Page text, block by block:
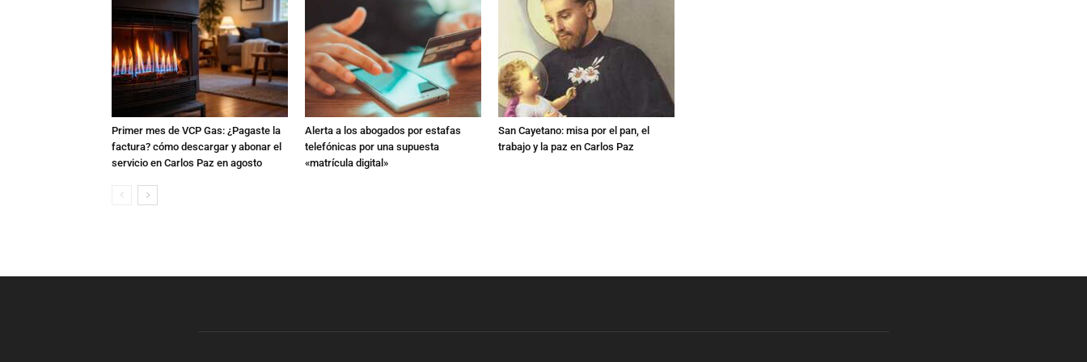
Primer mes de VCP Gas: ¿Pagaste la
factura? cómo descargar y abonar el
servicio en Carlos Paz en agosto
Alerta a los abogados por estafas
telefónicas por una supuesta
«matrícula digital»
San Cayetano: misa por el pan, el
trabajo y la paz en Carlos Paz